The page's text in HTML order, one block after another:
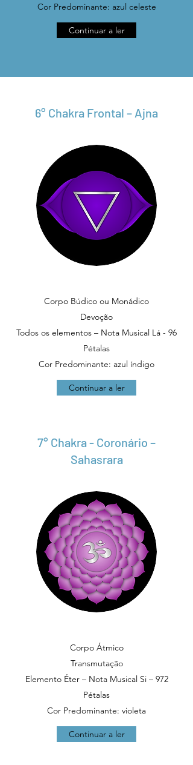
Cor Predominante: azul celeste
Continuar a ler
6° Chakra Frontal – Ajna
Corpo Búdico ou Monádico
Devoção
Todos os elementos – Nota Musical Lá - 96
Pétalas
Cor Predominante: azul índigo
Continuar a ler
7° Chakra - Coronário –
Sahasrara
Corpo Átmico
Transmutação
Elemento Éter – Nota Musical Si – 972
Pétalas
Cor Predominante: violeta
Continuar a ler